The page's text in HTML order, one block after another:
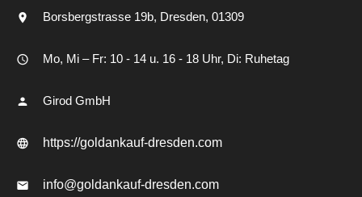
Borsbergstrasse 19b Dresden 01309
Mo, Mi – Fr: 10 - 14 u. 16 - 18 Uhr, Di: Ruhetag
Girod GmbH
https://goldankauf-dresden.com
info@goldankauf-dresden.com